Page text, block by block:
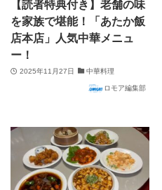
【読者特典付き】老舗の味
を家族で堪能！「あたか飯
店本店」人気中華メニュ
ー！
2025年11月27日 中華料理
ロモア編集部